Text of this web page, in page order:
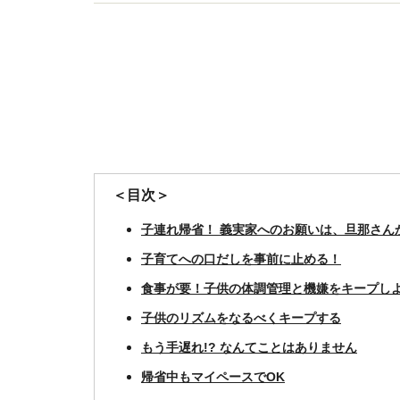
＜目次＞
子連れ帰省！ 義実家へのお願いは、旦那さん
子育てへの口だしを事前に止める！
食事が要！子供の体調管理と機嫌をキープし
子供のリズムをなるべくキープする
もう手遅れ!? なんてことはありません
帰省中もマイペースでOK